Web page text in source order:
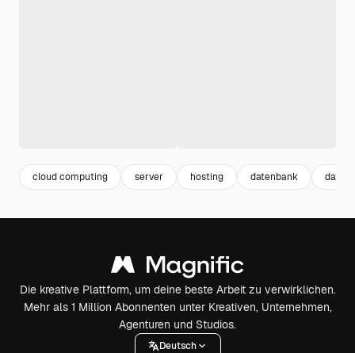
cloud computing server hosting datenbank
Die kreative Plattform, um deine beste Arbeit zu verwirklichen.
Mehr als 1 Million Abonnenten unter Kreativen, Unternehmen,
Agenturen und Studios.
Deutsch